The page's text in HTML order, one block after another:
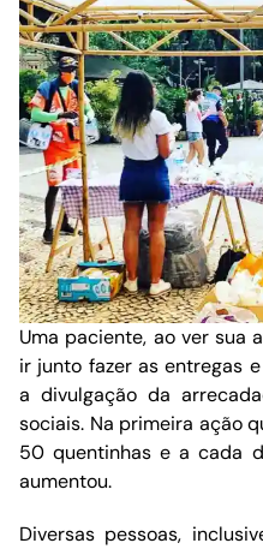
Uma paciente, ao ver sua
ir junto fazer as entregas
a divulgação da
sociais. Na primeira ação
50 quentinhas e a cada
aumentou.
Diversas pessoas,